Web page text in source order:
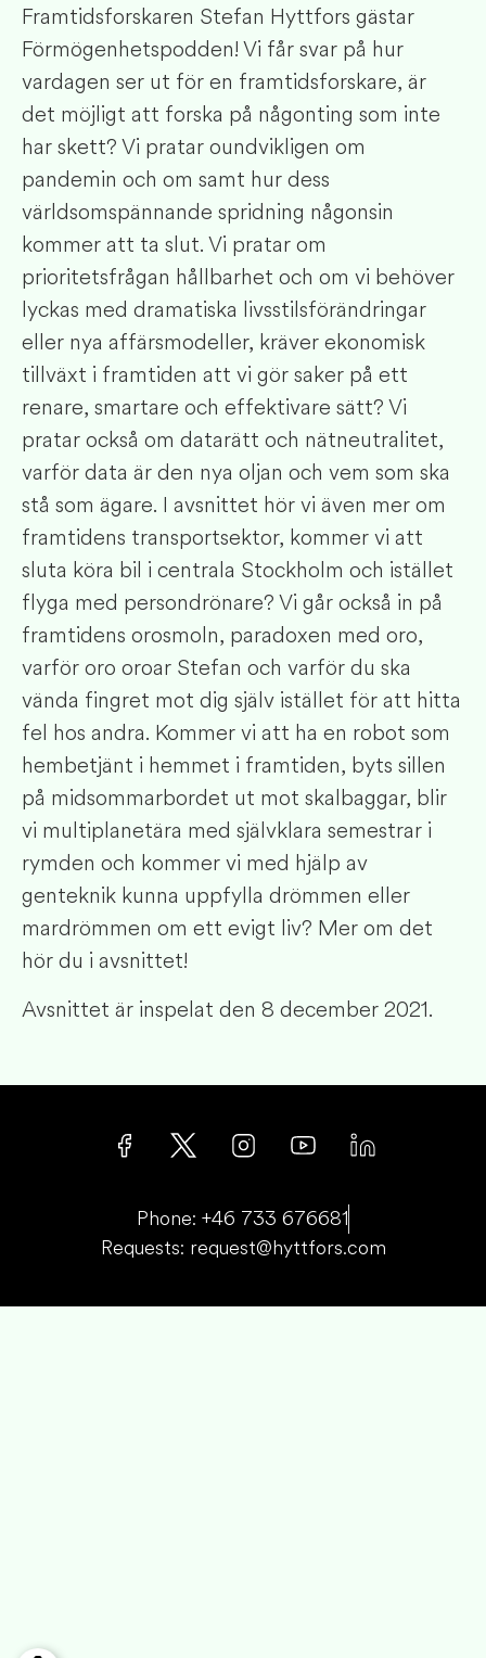
Framtidsforskaren Stefan Hyttfors gästar
Förmögenhetspodden! Vi får svar på hur
vardagen ser ut för en framtidsforskare, är
det möjligt att forska på någonting som inte
har skett? Vi pratar oundvikligen om
pandemin och om samt hur dess
världsomspännande spridning någonsin
kommer att ta slut. Vi pratar om
prioritetsfrågan hållbarhet och om vi behöver
lyckas med dramatiska livsstilsförändringar
eller nya affärsmodeller, kräver ekonomisk
tillväxt i framtiden att vi gör saker på ett
renare, smartare och effektivare sätt? Vi
pratar också om datarätt och nätneutralitet,
varför data är den nya oljan och vem som ska
stå som ägare. I avsnittet hör vi även mer om
framtidens transportsektor, kommer vi att
sluta köra bil i centrala Stockholm och istället
flyga med persondrönare? Vi går också in på
framtidens orosmoln, paradoxen med oro,
varför oro oroar Stefan och varför du ska
vända fingret mot dig själv istället för att hitta
fel hos andra. Kommer vi att ha en robot som
hembetjänt i hemmet i framtiden, byts sillen
på midsommarbordet ut mot skalbaggar, blir
vi multiplanetära med självklara semestrar i
rymden och kommer vi med hjälp av
genteknik kunna uppfylla drömmen eller
mardrömmen om ett evigt liv? Mer om det
hör du i avsnittet!
Avsnittet är inspelat den 8 december 2021.
Phone: +46 733 676681
Requests: request@hyttfors.com